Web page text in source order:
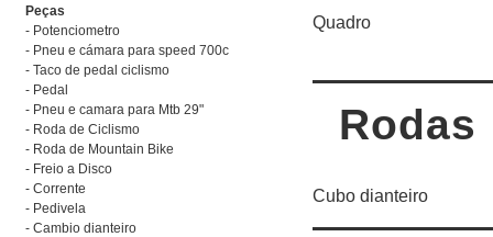
Peças
- Potenciometro
- Pneu e cámara para speed 700c
- Taco de pedal ciclismo
- Pedal
- Pneu e camara para Mtb 29"
- Roda de Ciclismo
- Roda de Mountain Bike
- Freio a Disco
- Corrente
- Pedivela
- Cambio dianteiro
Quadro
Rodas
Cubo dianteiro